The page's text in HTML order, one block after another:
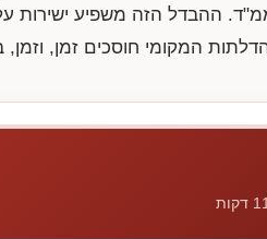
ההבדל הזה משפיע ישירות
המקומי חוסכים זמן,